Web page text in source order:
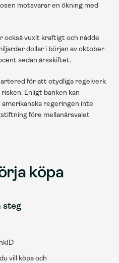
motsvarar en ökning med
också vuxit kraftigt och nådde
dollar i början av oktober
sedan årsskiftet.
för att otydliga regelverk
Enligt banken kan
regeringen inte
före mellanårsvalet
köpa
steg
vill köpa och